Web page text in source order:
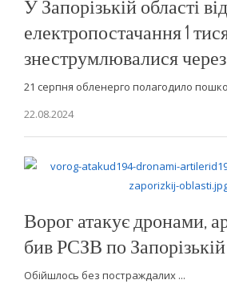
У Запорізькій області
електропостачання 1
знеструмлювалися
21 серпня обленерго полагодило
22.08.2024
Ворог атакує дронами,
бив РСЗВ по Запорізькій
Обійшлось без постраждалих ...